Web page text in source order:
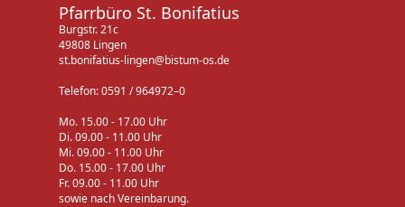
Pfarrbüro St. Bonifatius
Burgstr. 21c
49808 Lingen
st.bonifatius-lingen@bistum-os.de
Telefon: 0591 / 964972–0
Mo. 15.00 - 17.00 Uhr
Di. 09.00 - 11.00 Uhr
Mi. 09.00 - 11.00 Uhr
Do. 15.00 - 17.00 Uhr
Fr. 09.00 - 11.00 Uhr
sowie nach Vereinbarung.